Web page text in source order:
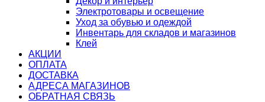
Электротовары и освещение
Уход за обувью и одеждой
Инвентарь для складов и магазинов
Клей
АКЦИИ
ОПЛАТА
ДОСТАВКА
АДРЕСА МАГАЗИНОВ
ОБРАТНАЯ СВЯЗЬ